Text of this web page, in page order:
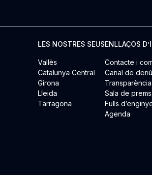
LES NOSTRES SEUS
Vallès
Catalunya Central
Girona
Lleida
Tarragona
ENLLAÇOS
Contacte i
Canal de
Transparència
Sala de
Fulls
Agenda